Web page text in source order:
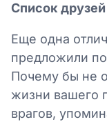
Список
Еще одна
предложили
Почему бы не
жизни вашего
врагов,